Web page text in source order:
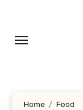
konten
Home
Food